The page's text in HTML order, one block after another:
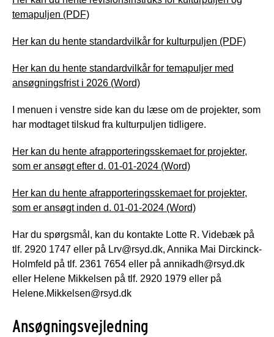
temapuljen (PDF)
Her kan du hente standardvilkår for kulturpuljen (PDF)
Her kan du hente standardvilkår for temapuljer med
ansøgningsfrist i 2026 (Word)
I menuen i venstre side kan du læse om de projekter, som
har modtaget tilskud fra kulturpuljen tidligere.
Her kan du hente afrapporteringsskemaet for projekter,
som er ansøgt efter d. 01-01-2024 (Word)
Her kan du hente afrapporteringsskemaet for projekter,
som er ansøgt inden d. 01-01-2024 (Word)
Har du spørgsmål, kan du kontakte Lotte R. Videbæk på
tlf. 2920 1747 eller på Lrv@rsyd.dk, Annika Mai Dirckinck-
Holmfeld på tlf. 2361 7654 eller på annikadh@rsyd.dk
eller Helene Mikkelsen på tlf. 2920 1979 eller på
Helene.Mikkelsen@rsyd.dk
Ansøgningsvejledning